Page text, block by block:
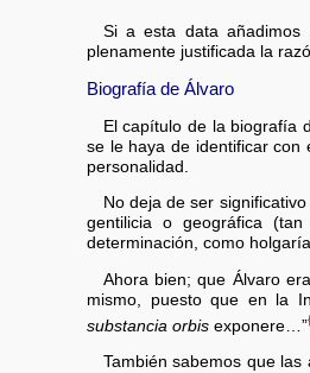
Si a esta data añadimos
plenamente justificada la
Biografía de Álvaro
El capítulo de la biografía
se le haya de identificar con
personalidad.
No deja de ser
gentilicia o geográfica
determinación, como
Ahora bien; que Álvaro
mismo, puesto que en la
substancia orbis exponere…”
También sabemos que